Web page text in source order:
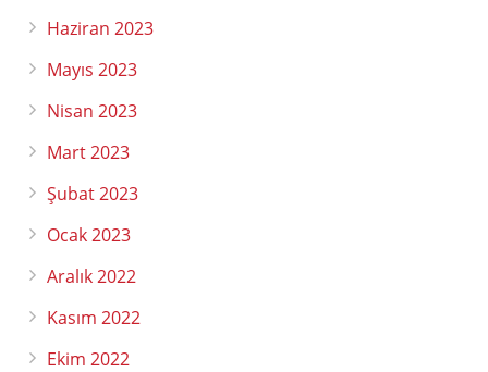
Haziran 2023
Mayıs 2023
Nisan 2023
Mart 2023
Şubat 2023
Ocak 2023
Aralık 2022
Kasım 2022
Ekim 2022